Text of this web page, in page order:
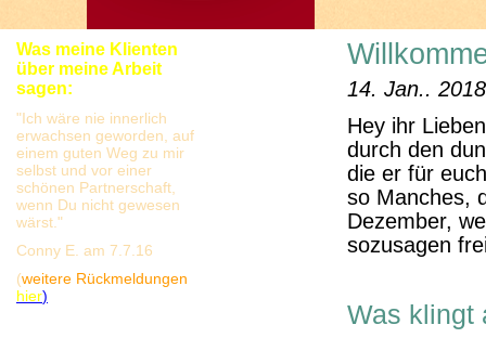
Was meine Klienten
über meine Arbeit
sagen:
"Ich wäre nie innerlich
erwachsen geworden, auf
einem guten Weg zu mir
selbst und vor einer
schönen Partnerschaft,
wenn Du nicht gewesen
wärst."
Conny E. am 7.7.16
(weitere Rückmeldungen
hier)
14. Jan.. 2018
Hey ihr
durch den
die er für
so Manches,
Dezember,
sozusagen
Was klingt